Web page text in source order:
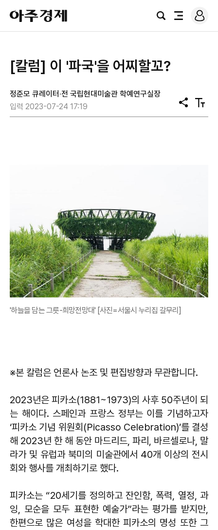
아
주
경
검
전
로
그
[칼럼] 이 '파국'을 어찌할꼬?
정준모 큐레이터·전 국립현대미술관 학예연구실장
입력 2023-07-24 17:19
공
유
텍
스
'하늘을 담는 그릇-희망전망대' [사진=서울시 누리집 갈무리]
※본 칼럼은 언론사 논조 및 편집방향과 무관합니다.
2023년은 피카소(1881~1973)의 사후 50주년이 되
는 해이다. 스페인과 프랑스 정부는 이를 기념하고자
‘피카소 기념 위원회(Picasso Celebration)’를 결성
해 2023년 한 해 동안 마드리드, 파리, 바르셀로나, 말
라가 및 유럽과 북미의 미술관에서 40개 이상의 전시
회와 행사를 개최하기로 했다.
피카소는 “20세기를 정의하고 잔인함, 폭력, 열정, 과
잉, 모순을 모두 표현한 예술가”라는 평가를 받지만,
한편으로 많은 여성을 학대한 피카소의 명성 또한 그